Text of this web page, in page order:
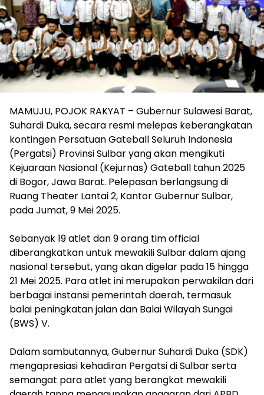
MAMUJU, POJOK RAKYAT – Gubernur Sulawesi Barat,
Suhardi Duka, secara resmi melepas keberangkatan
kontingen Persatuan Gateball Seluruh Indonesia
(Pergatsi) Provinsi Sulbar yang akan mengikuti
Kejuaraan Nasional (Kejurnas) Gateball tahun 2025
di Bogor, Jawa Barat. Pelepasan berlangsung di
Ruang Theater Lantai 2, Kantor Gubernur Sulbar,
pada Jumat, 9 Mei 2025.
Sebanyak 19 atlet dan 9 orang tim official
diberangkatkan untuk mewakili Sulbar dalam ajang
nasional tersebut, yang akan digelar pada 15 hingga
21 Mei 2025. Para atlet ini merupakan perwakilan dari
berbagai instansi pemerintah daerah, termasuk
balai peningkatan jalan dan Balai Wilayah Sungai
(BWS) V.
Dalam sambutannya, Gubernur Suhardi Duka (SDK)
mengapresiasi kehadiran Pergatsi di Sulbar serta
semangat para atlet yang berangkat mewakili